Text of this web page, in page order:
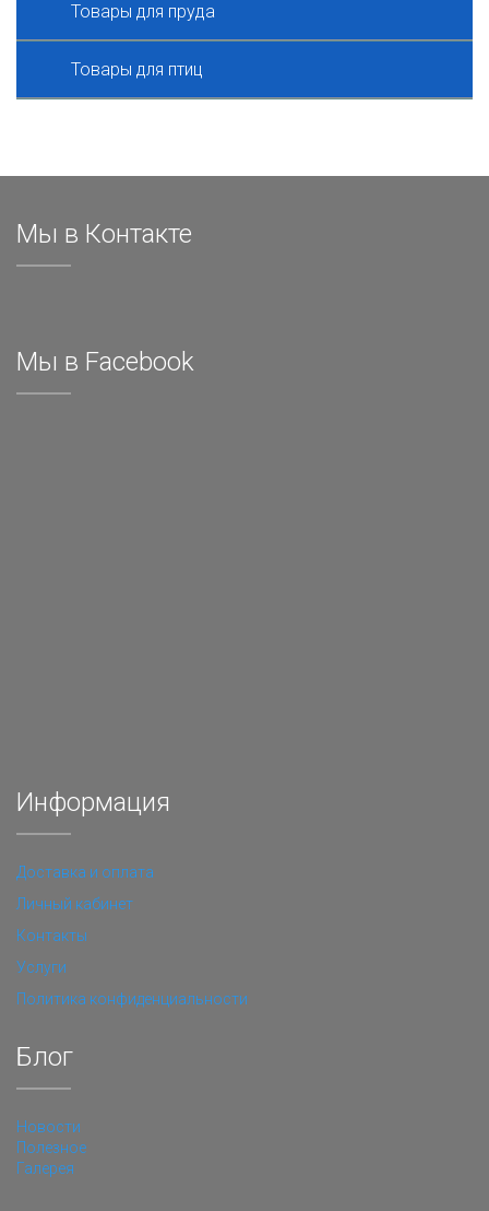
Товары для пруда
Товары для птиц
Мы в Контакте
Мы в Facebook
Информация
Доставка и оплата
Личный кабинет
Контакты
Услуги
Политика конфиденциальности
Блог
Новости
Полезное
Галерея